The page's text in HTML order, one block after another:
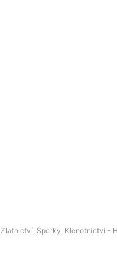
Zlatnictví, Šperky, Klenotnictví -